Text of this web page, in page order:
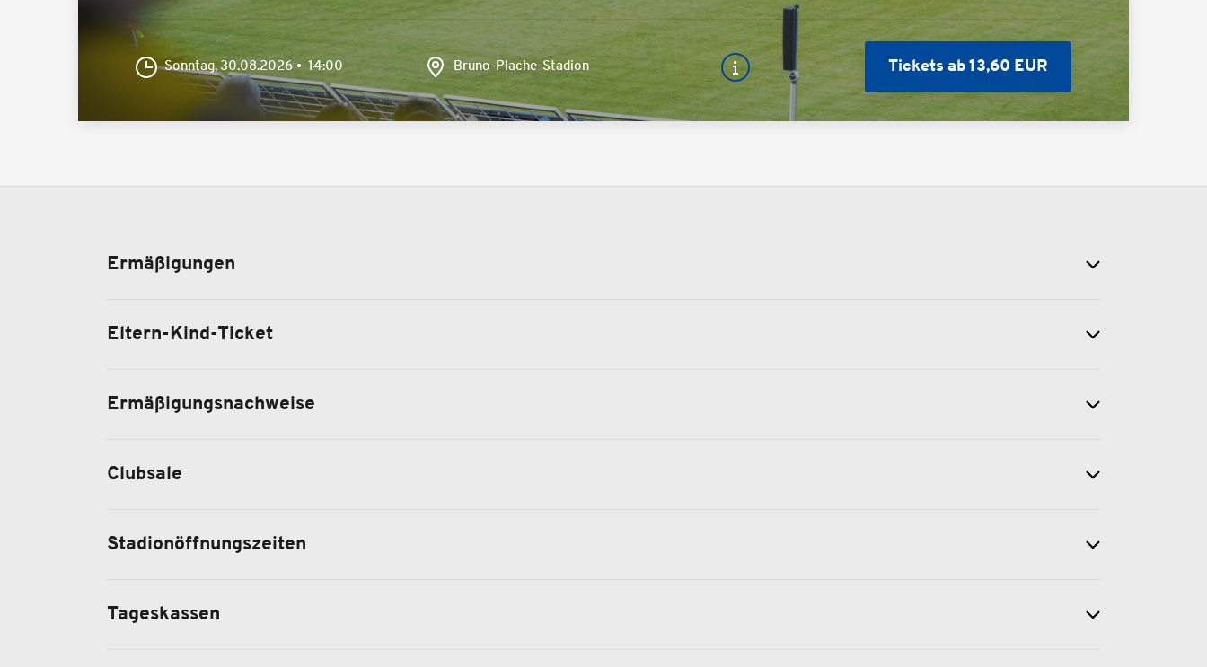
Sonntag, 30.08.2026 14:00 Bruno-Plache-Stadion Tickets ab 13,60 EUR
Ermäßigungen
Eltern-Kind-Ticket
Ermäßigungsnachweise
Clubsale
Stadionöffnungszeiten
Tageskassen